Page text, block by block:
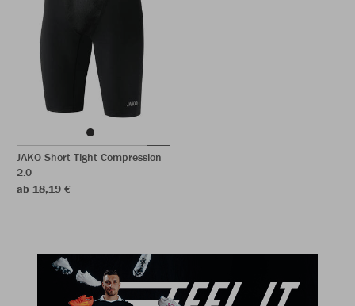
JAKO Short Tight Compression
2.0
ab 18,19 €